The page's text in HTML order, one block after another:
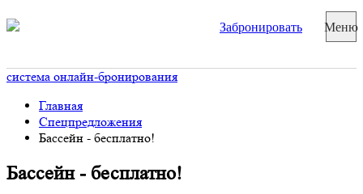
Забронировать Меню
система онлайн-бронирования
Главная
Спецпредложения
Бассейн - бесплатно!
Бассейн - бесплатно!